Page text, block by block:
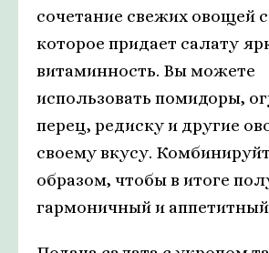
сочетание свежих овощей
которое придает салату
витаминность. Вы можете
использовать помидоры,
перец, редиску и другие
своему вкусу.
образом, чтобы в итоге
гармоничный и аппетитный